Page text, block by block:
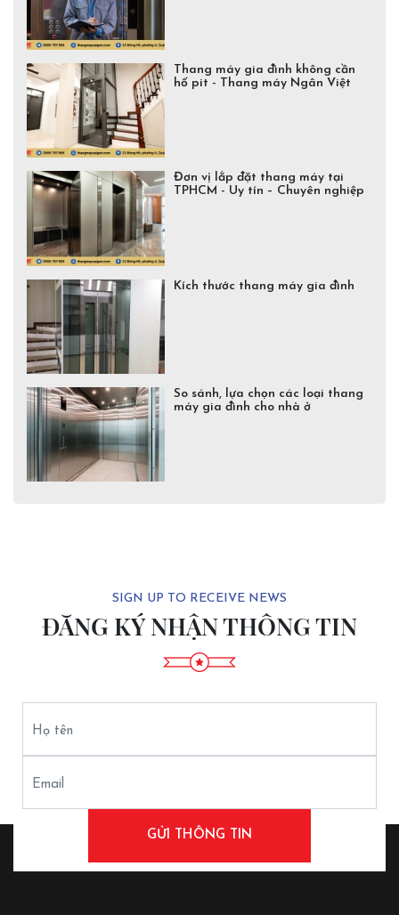
Thang máy gia đình không cần
hố pit - Thang máy Ngân Việt
Đơn vị lắp đặt thang máy tại
TPHCM - Uy tín – Chuyên nghiệp
Kích thước thang máy gia đình
So sánh, lựa chọn các loại thang
máy gia đình cho nhà ở
SIGN UP TO RECEIVE NEWS
ĐĂNG KÝ NHẬN THÔNG TIN
Họ tên
Email